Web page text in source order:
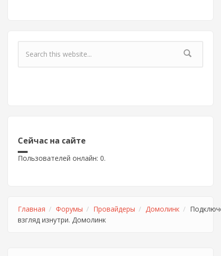
Форма поиска
Сейчас на сайте
Пользователей онлайн: 0.
Главная Форумы Провайдеры Домолинк
взгляд изнутри. Домолинк